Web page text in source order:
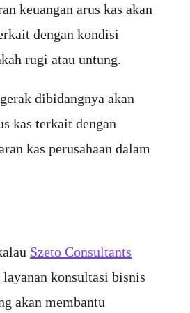
keuangan arus kas akan
dengan kondisi
rugi atau untung.
dibidangnya akan
kas terkait dengan
kas perusahaan dalam
Szeto Consultants
layanan konsultasi bisnis
akan membantu